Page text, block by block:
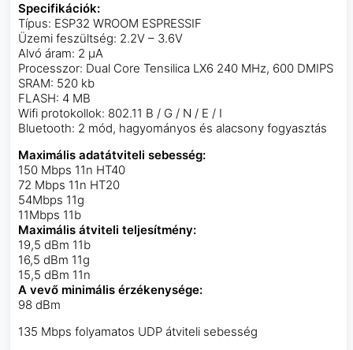
Specifikációk:
Típus: ESP32 WROOM ESPRESSIF
Üzemi feszültség: 2.2V – 3.6V
Alvó áram: 2 μA
Processzor: Dual Core Tensilica LX6 240 MHz, 600 DMIPS
SRAM: 520 kb
FLASH: 4 MB
Wifi protokollok: 802.11 B / G / N / E / I
Bluetooth: 2 mód, hagyományos és alacsony fogyasztás
Maximális adatátviteli sebesség:
150 Mbps 11n HT40
72 Mbps 11n HT20
54Mbps 11g
11Mbps 11b
Maximális átviteli teljesítmény:
19,5 dBm 11b
16,5 dBm 11g
15,5 dBm 11n
A vevő minimális érzékenysége:
98 dBm
135 Mbps folyamatos UDP átviteli sebesség